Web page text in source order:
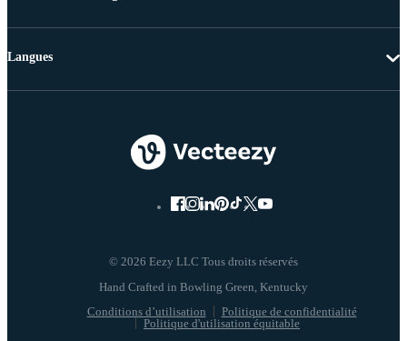
© 2026 Eezy LLC Tous droits réservés
Conditions d’utilisation
Politique de confidentialité
Politique d'utilisation équitable
Langues